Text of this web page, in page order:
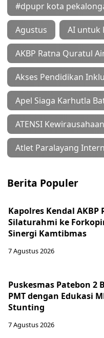
#dpupr kota
Agustus AI untuk
AKBP Ratna Quratul
Akses Pendidikan
Apel Siaga Karhutla
ATENSI Kewirausahaan
Atlet Paralayang
Berita Populer
Kapolres Kendal AKBP
Silaturahmi ke
Sinergi Kamtibmas
7 Agustus 2026
Puskesmas Patebon 2
PMT dengan Edukasi
Stunting
7 Agustus 2026